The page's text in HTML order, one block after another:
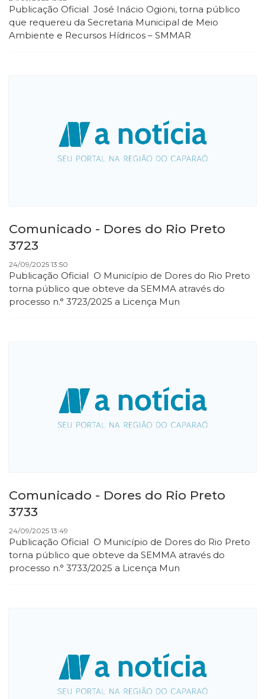
Publicação Oficial José Inácio Ogioni, torna público
que requereu da Secretaria Municipal de Meio
Ambiente e Recursos Hídricos – SMMAR
Comunicado - Dores do Rio Preto
3723
24/09/2025 13:50
Publicação Oficial O Município de Dores do Rio Preto
torna público que obteve da SEMMA através do
processo n.° 3723/2025 a Licença Mun
Comunicado - Dores do Rio Preto
3733
24/09/2025 13:49
Publicação Oficial O Município de Dores do Rio Preto
torna público que obteve da SEMMA através do
processo n.° 3733/2025 a Licença Mun